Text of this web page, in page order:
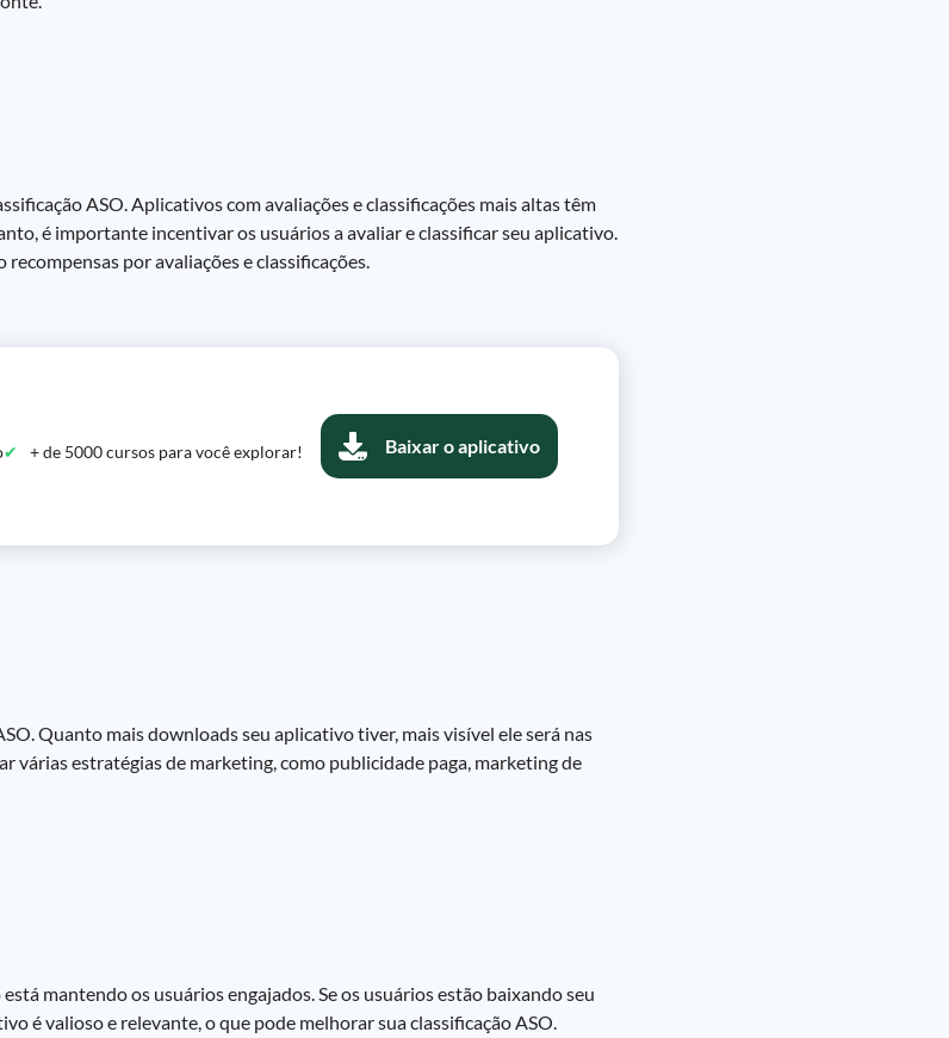
ASO. Aplicativos com avaliações e classificações mais altas têm
é importante incentivar os usuários a avaliar e classificar seu aplicativo.
por avaliações e classificações.
+ de 5000 cursos para você explorar! Baixar o aplicativo
Quanto mais downloads seu aplicativo tiver, mais visível ele será nas
várias estratégias de marketing, como publicidade paga, marketing de
mantendo os usuários engajados. Se os usuários estão baixando seu
é valioso e relevante, o que pode melhorar sua classificação ASO.